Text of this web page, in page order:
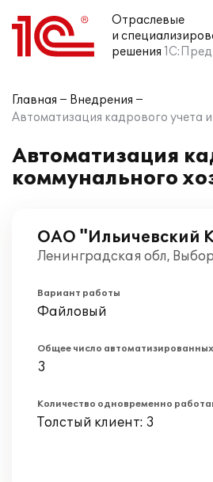
Отраслевые
и
решения
Главная
Внедрения
Автоматизация кадрового
Автоматизация
коммунального
ОАО "Ильичевский
Ленинградская обл,
Вариант работы
Файловый
Общее число
3
Количество одновременно
Толстый клиент: 3